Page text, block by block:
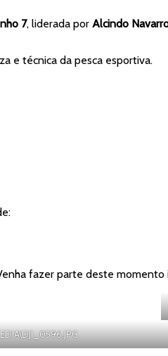
7, liderada por Alcindo
e técnica da pesca esportiva.
fazer parte deste momento